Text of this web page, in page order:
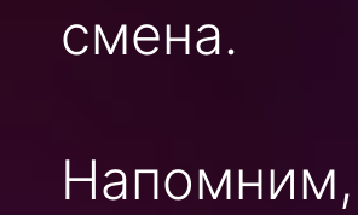
смена.
Напомним,